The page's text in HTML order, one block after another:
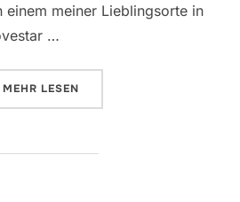
einem meiner Lieblingsorte in
…
MEHR ÜBER „RELEASEKONZERT „VON
LESEN